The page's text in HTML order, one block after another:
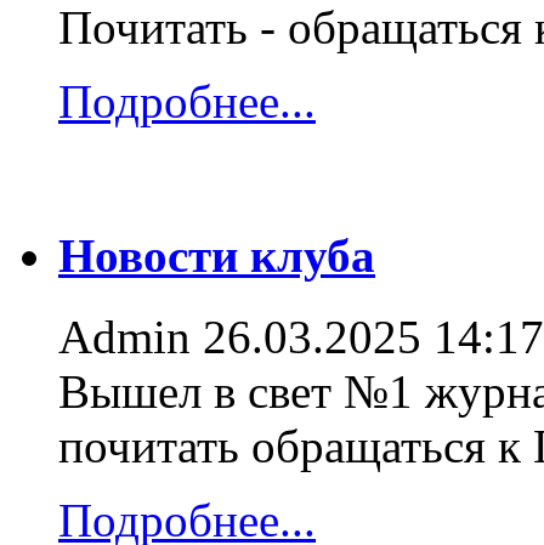
Почитать -
Подробнее...
Новости клуба
Admin 26.03.2025 14:17
Вышел в свет №1
почитать обращаться
Подробнее...